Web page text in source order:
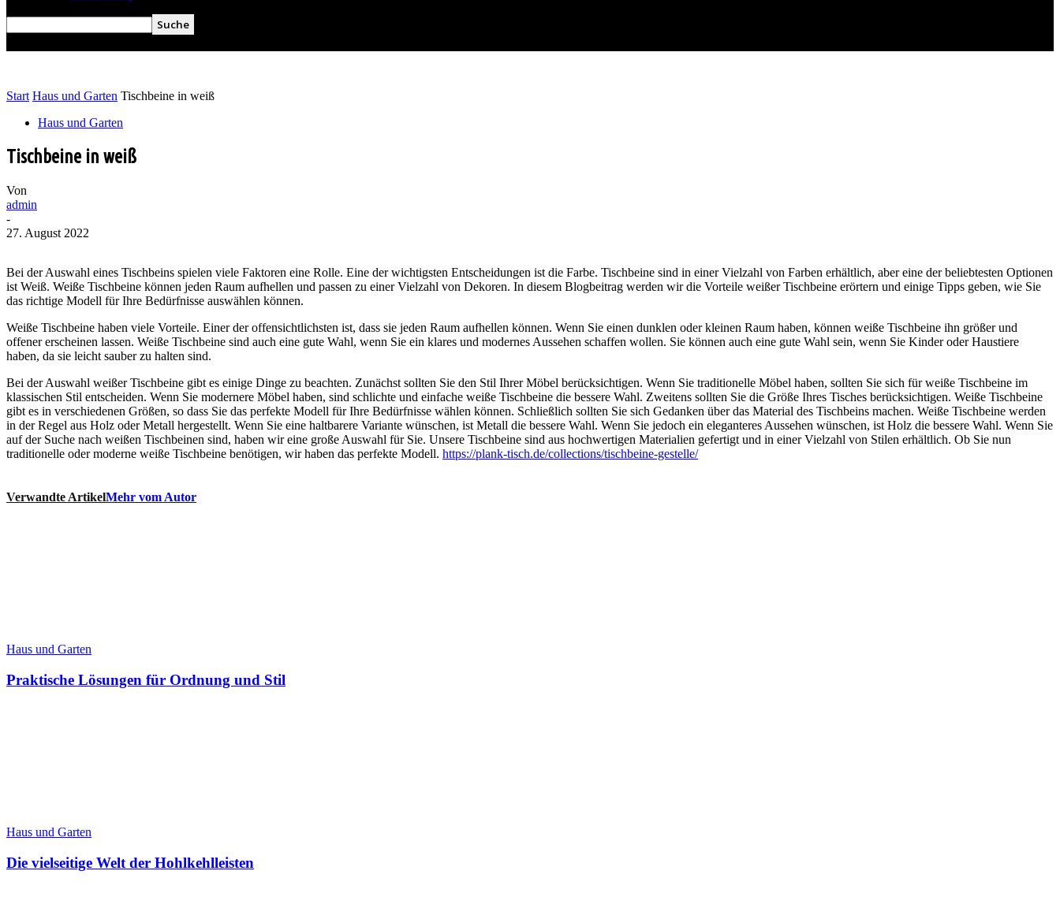
Start Haus und Garten Tischbeine in weiß
Haus und Garten
Tischbeine in weiß
Von
admin
-
27. August 2022
Bei der Auswahl eines Tischbeins spielen viele Faktoren eine Rolle. Eine der wichtigsten Entscheidungen ist die Farbe. Tischbeine sind in einer Vielzahl von Farben erhältlich, aber eine der beliebtesten Optionen
ist Weiß. Weiße Tischbeine können jeden Raum aufhellen und passen zu einer Vielzahl von Dekoren. In diesem Blogbeitrag werden wir die Vorteile weißer Tischbeine erörtern und einige Tipps geben, wie Sie
das richtige Modell für Ihre Bedürfnisse auswählen können.
Weiße Tischbeine haben viele Vorteile. Einer der offensichtlichsten ist, dass sie jeden Raum aufhellen können. Wenn Sie einen dunklen oder kleinen Raum haben, können weiße Tischbeine ihn größer und
offener erscheinen lassen. Weiße Tischbeine sind auch eine gute Wahl, wenn Sie ein klares und modernes Aussehen schaffen wollen. Sie können auch eine gute Wahl sein, wenn Sie Kinder oder Haustiere
haben, da sie leicht sauber zu halten sind.
Bei der Auswahl weißer Tischbeine gibt es einige Dinge zu beachten. Zunächst sollten Sie den Stil Ihrer Möbel berücksichtigen. Wenn Sie traditionelle Möbel haben, sollten Sie sich für weiße Tischbeine im
klassischen Stil entscheiden. Wenn Sie modernere Möbel haben, sind schlichte und einfache weiße Tischbeine die bessere Wahl. Zweitens sollten Sie die Größe Ihres Tisches berücksichtigen. Weiße Tischbeine
gibt es in verschiedenen Größen, so dass Sie das perfekte Modell für Ihre Bedürfnisse wählen können. Schließlich sollten Sie sich Gedanken über das Material des Tischbeins machen. Weiße Tischbeine werden
in der Regel aus Holz oder Metall hergestellt. Wenn Sie eine haltbarere Variante wünschen, ist Metall die bessere Wahl. Wenn Sie jedoch ein eleganteres Aussehen wünschen, ist Holz die bessere Wahl. Wenn Sie
auf der Suche nach weißen Tischbeinen sind, haben wir eine große Auswahl für Sie. Unsere Tischbeine sind aus hochwertigen Materialien gefertigt und in einer Vielzahl von Stilen erhältlich. Ob Sie nun
traditionelle oder moderne weiße Tischbeine benötigen, wir haben das perfekte Modell. https://plank-tisch.de/collections/tischbeine-gestelle/
Verwandte ArtikelMehr vom Autor
Haus und Garten
Praktische Lösungen für Ordnung und Stil
Haus und Garten
Die vielseitige Welt der Hohlkehlleisten